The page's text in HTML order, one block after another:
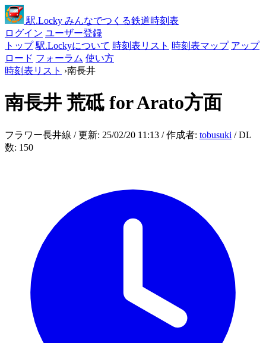
駅.Locky みんなでつくる鉄道時刻表
ログイン ユーザー登録
トップ 駅.Lockyについて 時刻表リスト 時刻表マップ アップ
ロード フォーラム 使い方
時刻表リスト ›南長井
南長井 荒砥 for Arato方面
フラワー長井線 / 更新: 25/02/20 11:13 / 作成者: tobusuki / DL
数: 150